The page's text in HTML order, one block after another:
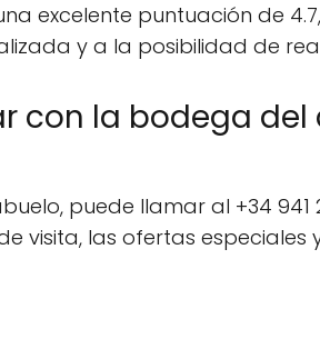
excelente puntuación de
y a la posibilidad de
con la bodega
puede llamar al +34
visita, las ofertas